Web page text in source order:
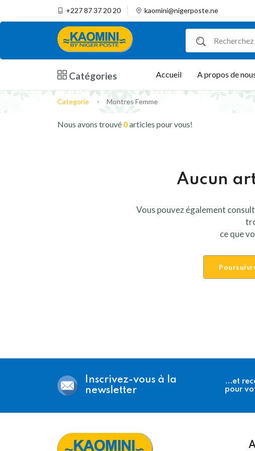
+227 87 37 20 20 kaomini@nigerposte.ne
Catégories Accueil A propos de
Categorie Montres Femme
Nous avons trouvé 0articles pour vous!
Aucun
Vous pouvez également
ce que
Inscrivez-vous à la
newsletter
...et
pour